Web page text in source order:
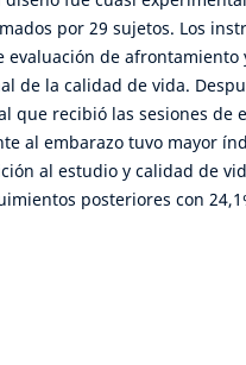
por 29 sujetos. Los
evaluación de afrontamiento
de la calidad de vida.
que recibió las sesiones de
al embarazo tuvo mayor
al estudio y calidad de
posteriores con